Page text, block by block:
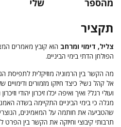
מהספר
שלי
תקציר
צליל, דימוי ומרחב הוא קובץ מאמרים
הפולחן הדתי בימי הביניים.
מה הקשר בין הרמוניה מוזיקלית לתפיסת
אל קהל נשי? כיצד חיזקו מזמורים
ועולי רגל? ‏ ואיך ואיפה יכלו זיכרון יהודי
מגלה כי בימי הביניים התקיימה בשדה
שהטביעה את חותמה על המאמינים, הנוצרים
תרבותי קיבוצי וחיזקה את הקשר בין הפרט